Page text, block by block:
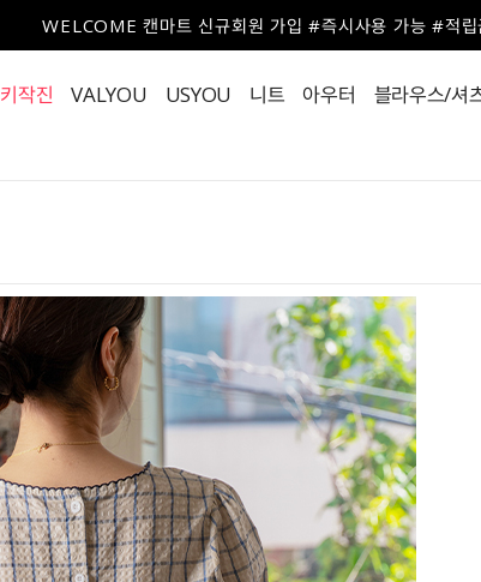
WELCOME 캔마트 신규회원 가입 #즉시사용 가능 #적
키작진 VALYOU USYOU 니트 아우터 블라우스/셔